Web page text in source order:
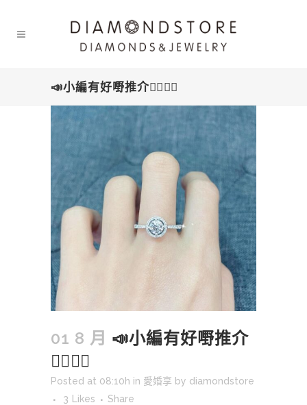
📣小編有好嘢推介👍🏻👍🏻
01 8 月 📣小編有好嘢推介
👍🏻👍🏻
Posted at 08:10h in 愛婚享 by diamondstore
3
Likes Share